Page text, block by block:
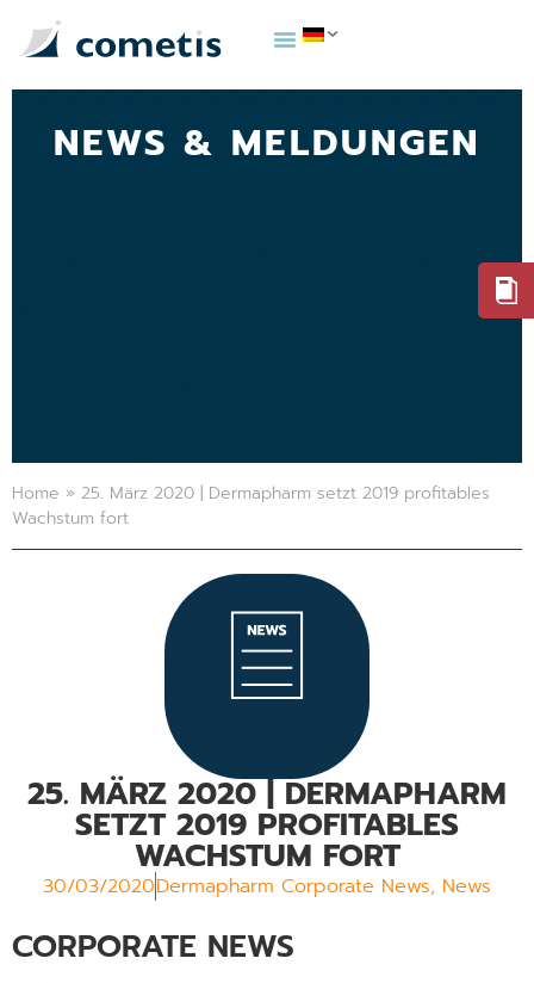
NEWS & MELDUNGEN
Home » 25. März 2020 | Dermapharm setzt 2019 profitables
Wachstum fort
25. MÄRZ 2020 | DERMAPHARM
SETZT 2019 PROFITABLES
WACHSTUM FORT
30/03/2020Dermapharm Corporate News, News
CORPORATE NEWS